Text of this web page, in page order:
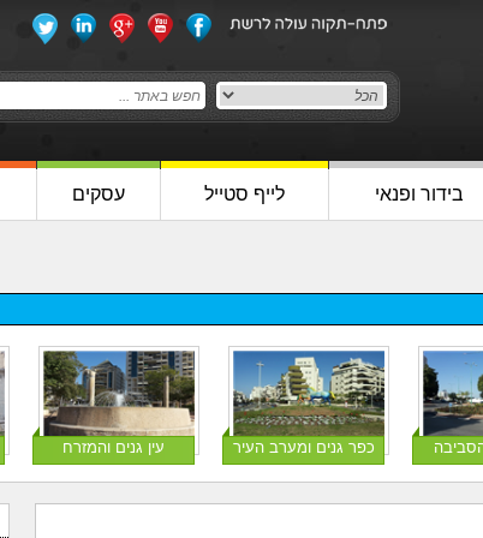
בידור ופנאי לייף סטייל עסקים
כפר גנים ומערב העיר עין גנים והמזרח